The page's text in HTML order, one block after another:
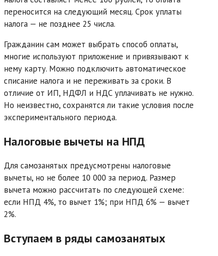
переносится на следующий месяц. Срок уплаты
налога — не позднее 25 числа.
Гражданин сам может выбрать способ оплаты,
многие используют приложение и привязывают к
нему карту. Можно подключить автоматическое
списание налога и не переживать за сроки. В
отличие от ИП, НДФЛ и НДС уплачивать не нужно.
Но неизвестно, сохранятся ли такие условия после
экспериментального периода.
Налоговые вычеты на НПД
Для самозанятых предусмотрены налоговые
вычеты, но не более 10 000 за период. Размер
вычета можно рассчитать по следующей схеме:
если НПД 4%, то вычет 1%; при НПД 6% — вычет
2%.
Вступаем в ряды самозанятых